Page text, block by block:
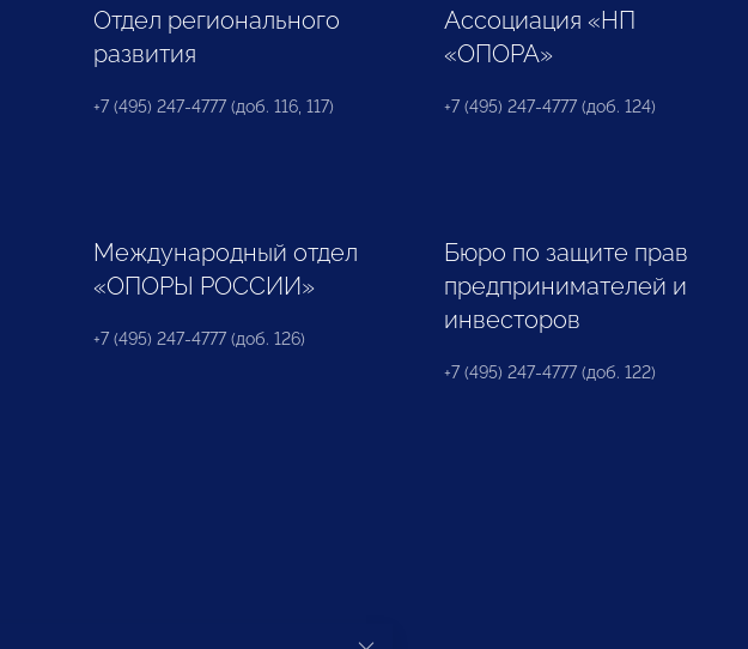
Отдел регионального
развития
+7 (495) 247-4777 (доб. 116, 117)
Ассоциация «НП
«ОПОРА»
+7 (495) 247-4777 (доб. 124)
Международный отдел
«ОПОРЫ РОССИИ»
+7 (495) 247-4777 (доб. 126)
Бюро по защите прав
предпринимателей и
инвесторов
+7 (495) 247-4777 (доб. 122)